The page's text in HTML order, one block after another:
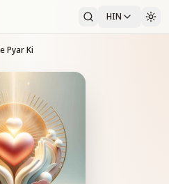
HIN
Pyar Ki